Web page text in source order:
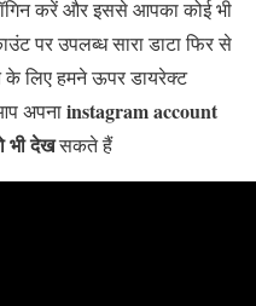
करें और इससे आपका कोई भी
पर उपलब्ध सारा डाटा फिर से
लिए हमने ऊपर डायरेक्ट
अपनाinstagram account
भी देखसकते हैं